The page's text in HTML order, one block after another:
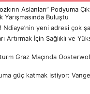
Aslanları” Podyuma
Yarışmasında Buluştu
Ndiaye’nin yeni adresi çok
Artırmak İçin Sağlıklı ve
Graz Maçında
güç katmak istiyor: